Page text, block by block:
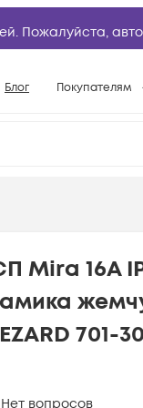
Пожалуйста,
Блог Покупателям
Возврат
Вопросы и
База знаний
Mira 16А
701-
Нет вопросов